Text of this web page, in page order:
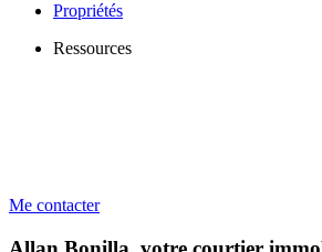
Propriétés
Ressources
Me contacter